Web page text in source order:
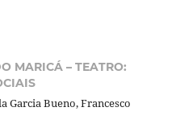
MARICÁ – TEATRO:
Garcia Bueno, Francesco